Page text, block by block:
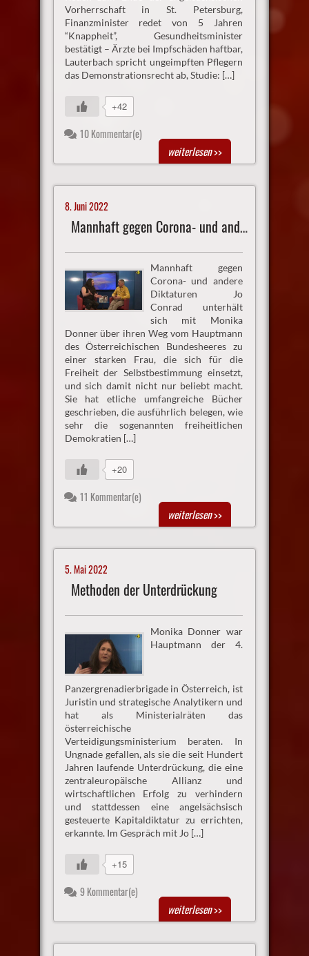
Vorherrschaft in St. Petersburg,
Finanzminister redet von 5 Jahren
“Knappheit”, Gesundheitsminister
bestätigt – Ärzte bei Impfschäden haftbar,
Lauterbach spricht ungeimpften Pflegern
das Demonstrationsrecht ab, Studie: […]
+42
10 Kommentar(e)
weiterlesen>>
8. Juni 2022
Mannhaft gegen Corona- und andere Diktaturen
Mannhaft gegen
Corona- und andere
Diktaturen Jo
Conrad unterhält
sich mit Monika
Donner über ihren Weg vom Hauptmann
des Österreichischen Bundesheeres zu
einer starken Frau, die sich für die
Freiheit der Selbstbestimmung einsetzt,
und sich damit nicht nur beliebt macht.
Sie hat etliche umfangreiche Bücher
geschrieben, die ausführlich belegen, wie
sehr die sogenannten freiheitlichen
Demokratien […]
+20
11 Kommentar(e)
weiterlesen>>
5. Mai 2022
Methoden der Unterdrückung
Monika Donner war
Hauptmann der 4.
Panzergrenadierbrigade in Österreich, ist
Juristin und strategische Analytikern und
hat als Ministerialräten das
österreichische
Verteidigungsministerium beraten. In
Ungnade gefallen, als sie die seit Hundert
Jahren laufende Unterdrückung, die eine
zentraleuropäische Allianz und
wirtschaftlichen Erfolg zu verhindern
und stattdessen eine angelsächsisch
gesteuerte Kapitaldiktatur zu errichten,
erkannte. Im Gespräch mit Jo […]
+15
9 Kommentar(e)
weiterlesen>>